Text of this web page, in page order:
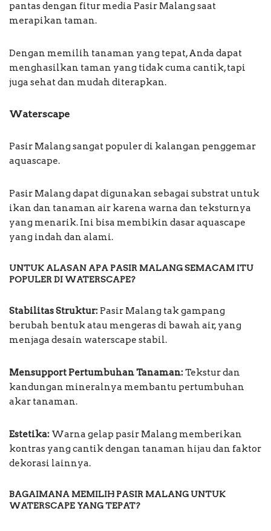
pantas dengan fitur media Pasir Malang saat
merapikan taman.
Dengan memilih tanaman yang tepat, Anda dapat
menghasilkan taman yang tidak cuma cantik, tapi
juga sehat dan mudah diterapkan.
Waterscape
Pasir Malang sangat populer di kalangan penggemar
aquascape.
Pasir Malang dapat digunakan sebagai substrat untuk
ikan dan tanaman air karena warna dan teksturnya
yang menarik. Ini bisa membikin dasar aquascape
yang indah dan alami.
UNTUK ALASAN APA PASIR MALANG SEMACAM ITU
POPULER DI WATERSCAPE?
Stabilitas Struktur: Pasir Malang tak gampang
berubah bentuk atau mengeras di bawah air, yang
menjaga desain waterscape stabil.
Mensupport Pertumbuhan Tanaman:Tekstur dan
kandungan mineralnya membantu pertumbuhan
akar tanaman.
Estetika: Warna gelap pasir Malang memberikan
kontras yang cantik dengan tanaman hijau dan faktor
dekorasi lainnya.
BAGAIMANA MEMILIH PASIR MALANG UNTUK
WATERSCAPE YANG TEPAT?